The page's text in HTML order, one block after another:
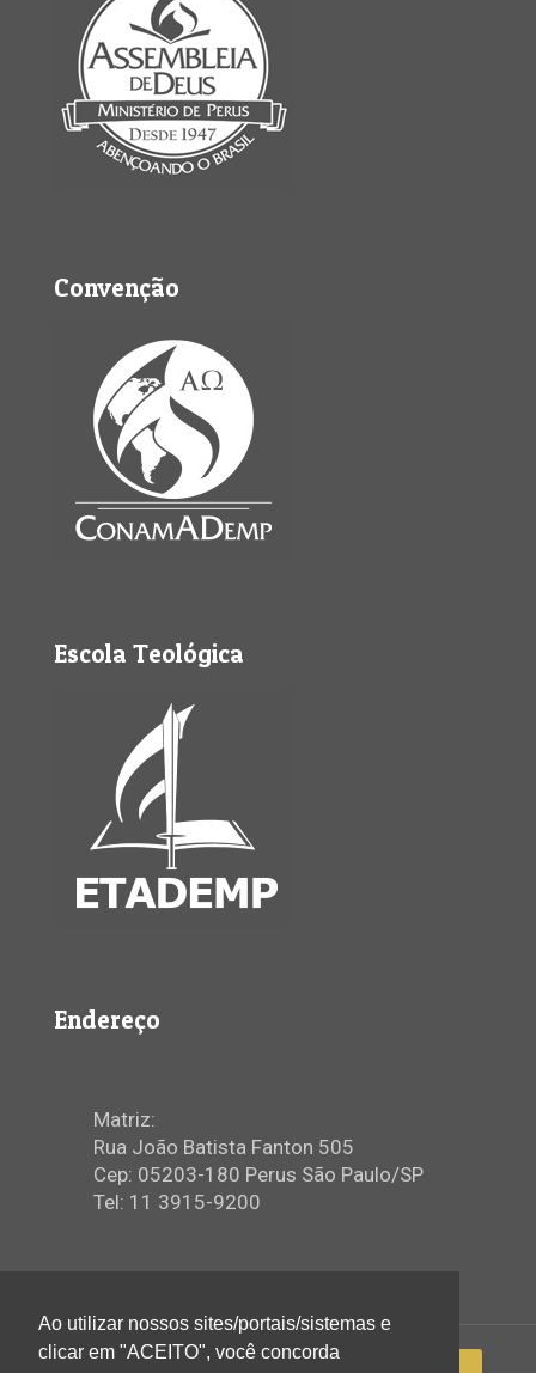
Convenção
Escola Teológica
Endereço
Matriz:
Rua João Batista Fanton 505
Cep: 05203-180 Perus São Paulo/SP
Tel: 11 3915-9200
Ao utilizar nossos sites/portais/sistemas e
clicar em "ACEITO", você concorda